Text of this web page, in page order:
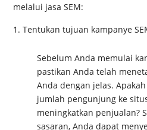
melalui jasa SEM:
Tentukan tujuan kampanye
Sebelum Anda memulai
pastikan Anda telah
Anda dengan jelas.
jumlah pengunjung ke
meningkatkan penjualan?
sasaran, Anda dapat